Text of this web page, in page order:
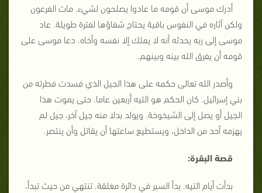
أدرك موسى أن قومه ما عادوا يصلحون لشيء. مات الفرعون
ولكن آثاره في النفوس باقية يحتاج شفاؤها لفترة طويلة. عاد
موسى إلى ربه يحدثه أنه لا يملك إلا نفسه وأخاه. دعا موسى على
قومه أن يفرق الله بينه وبينهم.
وأصدر الله تعالى حكمه على هذا الجيل الذي فسدت فطرته من
بني إسرائيل. كان الحكم هو التيه أربعين عاما. حتى يموت هذا
الجيل أو يصل إلى الشيخوخة. ويولد بدلا منه جيل آخر، جيل لم
يهزمه أحد من الداخل، ويستطيع ساعتها أن يقاتل وأن ينتصر.
قصة البقرة:
بدأت أيام التيه. بدأ السير في دائرة مغلقة. تنتهي من حيث تبدأ،